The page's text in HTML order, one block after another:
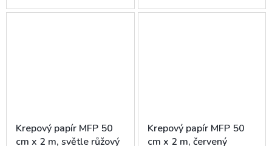
Krepový papír MFP 50
cm x 2 m, světle růžový
Krepový papír MFP 50
cm x 2 m, červený